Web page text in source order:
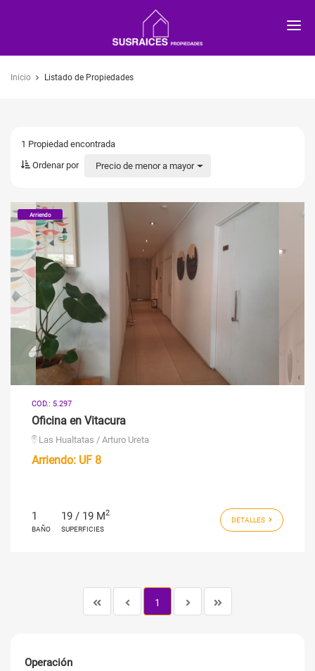
Inicio Listado de Propiedades
1 Propiedad encontrada
Ordenar por
Precio de menor a mayor
Arriendo
COD.: 5.297
Oficina en Vitacura
Las Hualtatas / Arturo Ureta
Arriendo: UF 8
1
BAÑO
19 / 19 M2
SUPERFICIES
DETALLES
1
Operación